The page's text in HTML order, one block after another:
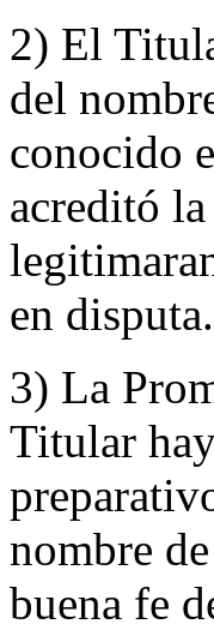
2) El
del
conocido
acreditó
en disputa.
3) La
Titular
nombre
buena fe